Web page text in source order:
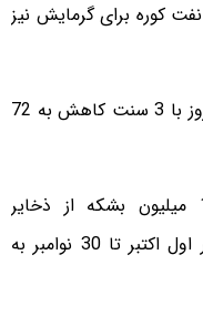
کوره برای گرمایش نیز
در خارج از آمریکا، قیمت نفت برنت امروز با 3 سنت کاهش به 72
آمریکا روز دوشنبه اعلام کرد که 11 میلیون بشکه از ذخایر
استراتژیک نفتی خود را برای تحویل در اول اکتبر تا 30 نوامبر به